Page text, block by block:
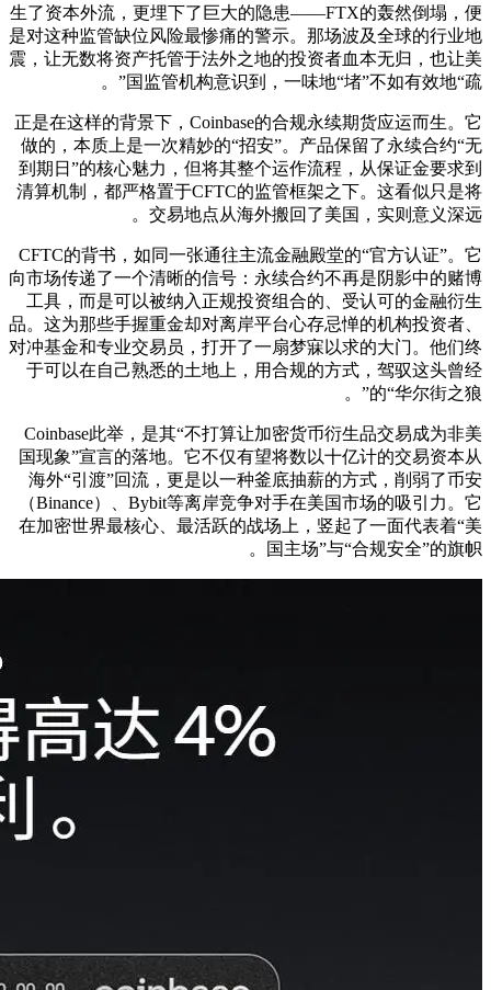
生了资本外流，更埋下了巨大的隐患——FTX的轰然倒塌，便
是对这种监管缺位风险最惨痛的警示。那场波及全球的行业地
震，让无数将资产托管于法外之地的投资者血本无归，也让美
国监管机构意识到，一味地“堵”不如有效地“疏”。
正是在这样的背景下，Coinbase的合规永续期货应运而生。它
做的，本质上是一次精妙的“招安”。产品保留了永续合约“无
到期日”的核心魅力，但将其整个运作流程，从保证金要求到
清算机制，都严格置于CFTC的监管框架之下。这看似只是将
交易地点从海外搬回了美国，实则意义深远。
CFTC的背书，如同一张通往主流金融殿堂的“官方认证”。它
向市场传递了一个清晰的信号：永续合约不再是阴影中的赌博
工具，而是可以被纳入正规投资组合的、受认可的金融衍生
品。这为那些手握重金却对离岸平台心存忌惮的机构投资者、
对冲基金和专业交易员，打开了一扇梦寐以求的大门。他们终
于可以在自己熟悉的土地上，用合规的方式，驾驭这头曾经
的“华尔街之狼”。
Coinbase此举，是其“不打算让加密货币衍生品交易成为非美
国现象”宣言的落地。它不仅有望将数以十亿计的交易资本从
海外“引渡”回流，更是以一种釜底抽薪的方式，削弱了币安
（Binance）、Bybit等离岸竞争对手在美国市场的吸引力。它
在加密世界最核心、最活跃的战场上，竖起了一面代表着“美
国主场”与“合规安全”的旗帜。